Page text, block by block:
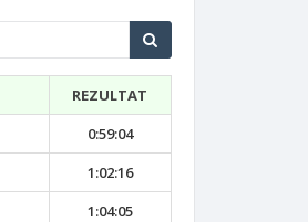
REZULTAT
0:59:04
1:02:16
1:04:05